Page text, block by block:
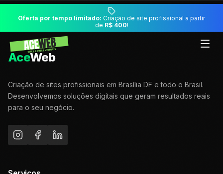
Oferta por tempo limitado: Criação de site profissional a partir
de R$ 400!
AceWeb
Criação de sites profissionais em Brasília DF e todo o Brasil.
Desenvolvemos soluções digitais que geram resultados reais
para o seu negócio.